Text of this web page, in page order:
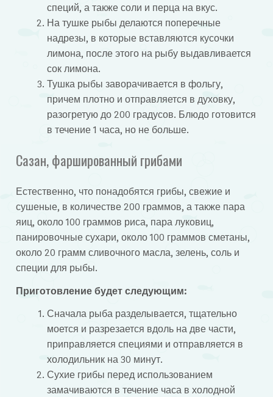
специй, а также соли и перца на вкус.
На тушке рыбы делаются поперечные
надрезы, в которые вставляются кусочки
лимона, после этого на рыбу выдавливается
сок лимона.
Тушка рыбы заворачивается в фольгу,
причем плотно и отправляется в духовку,
разогретую до 200 градусов. Блюдо готовится
в течение 1 часа, но не больше.
Сазан, фаршированный грибами
Естественно, что понадобятся грибы, свежие и
сушеные, в количестве 200 граммов, а также пара
яиц, около 100 граммов риса, пара луковиц,
панировочные сухари, около 100 граммов сметаны,
около 20 грамм сливочного масла, зелень, соль и
специи для рыбы.
Приготовление будет следующим:
Сначала рыба разделывается, тщательно
моется и разрезается вдоль на две части,
приправляется специями и отправляется в
холодильник на 30 минут.
Сухие грибы перед использованием
замачиваются в течение часа в холодной